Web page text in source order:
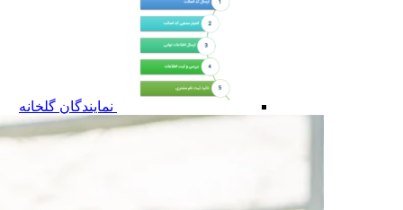
نمایندگان گلخانه